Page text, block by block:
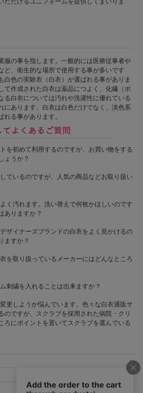
服の事を指します。一般的には医療従事者や
ど、衛生的な場所で使用する事が多いです
白色の実験衣（白衣）が選ばれる事がありま
て作成された白衣は薬品につよく、化繊（ポ
る白衣については汚れや洗濯性に優れている
にあります。白衣は白色だけでなく、淡色系
れる事があります。
を初めて利用するのですが、お買い物をする
ょうか？
ているのですが、人気の商品などお取り扱い
く汚れます。洗い替えで何枚かほしいのです
ありますか？
ザイナーズブランドの白衣をよく見かけるの
ますか？
を取り扱っているメーカーにはどんなところ
刺繍を入れることは出来ますか？
更しようか悩んでいます。色々な白衣通販サ
のですが、スクラブを採用された病院・クリ
ろにポイントを置いてスクラブを選んでいる